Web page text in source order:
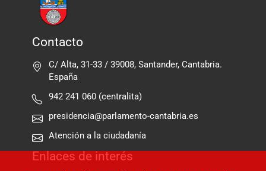
Contacto
C/ Alta, 31-33 / 39008, Santander, Cantabria.
España
942 241 060 (centralita)
presidencia@parlamento-cantabria.es
Atención a la ciudadanía
Enlaces de interés